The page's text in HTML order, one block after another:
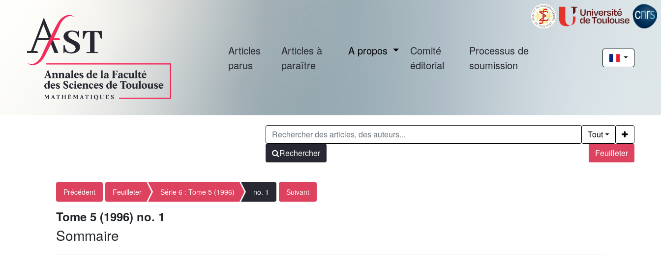
Articles
parus
Articles à
paraître
A propos
Comité
éditorial
Processus de
soumission
Feuilleter
Tout
Rechercher
Précédent Feuilleter Série 6 : Tome 5 (1996) no. 1 Suivant
Tome 5 (1996) no. 1
Sommaire